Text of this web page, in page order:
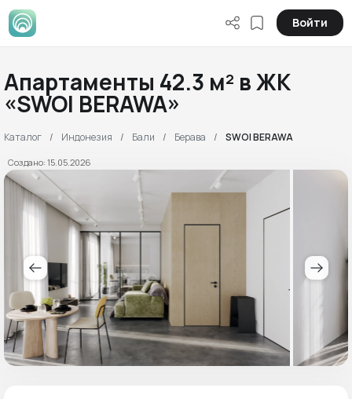
Войти
Апартаменты 42.3 м² в ЖК
«SWOI BERAWA»
Каталог Индонезия Бали Берава SWOI BERAWA
Создано: 15.05.2026